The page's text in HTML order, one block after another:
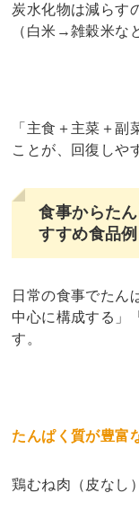
炭水化物は減らす
（白米→雑穀米な
「主食＋主菜＋
ことが、回復しや
食事からた
すすめ食品例
日常の食事でたん
中心に構成する」
す。
たんぱく質が豊富
鶏むね肉（皮なし